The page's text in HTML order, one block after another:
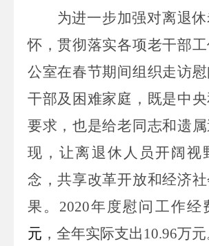
为进一步加强对离退
怀，贯彻落实各项老干部
公室在春节期间组织走访
干部及困难家庭，既是中
要求，也是给老同志和遗
现，让离退休人员开阔视
念，共享改革开放和经济
果。 2020年度慰问工作经
元 ，全年实际支出 10.96万元